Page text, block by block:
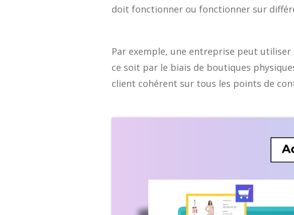
doit fonctionner ou fonctionner sur
Par exemple, une entreprise peut
ce soit par le biais de boutiques
client cohérent sur tous les points de